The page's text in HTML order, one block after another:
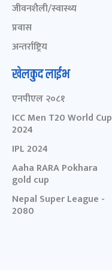
जीवनशैली/स्वास्थ्य
प्रवास
अन्तर्राष्ट्रिय
खेलकुद लाईभ
एनपीएल २०८१
ICC Men T20 World Cup
2024
IPL 2024
Aaha RARA Pokhara
gold cup
Nepal Super League -
2080